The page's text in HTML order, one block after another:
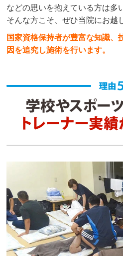
などの思いを抱えている方は多
そんな方こそ、ぜひ当院にお越
国家資格保持者が豊富な知識、
因を追究し施術を行います。